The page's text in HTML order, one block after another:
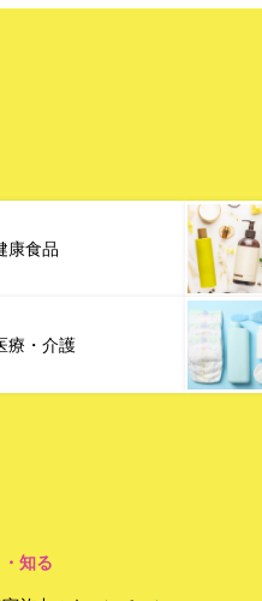
康食品
療・介護
知る